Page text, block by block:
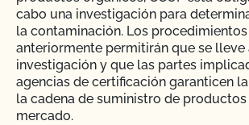
cabo una investigación para
la contaminación. Los
anteriormente permitirán que se lleve
investigación y que las partes
agencias de certificación garanticen
la cadena de suministro de
mercado.